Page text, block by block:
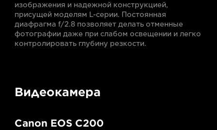
изображения и надежной конструкцией,
присущей моделям L-серии. Постоянная
диафрагма f/2.8 позволяет делать отменные
фотографии даже при слабом освещении и легко
контролировать глубину резкости.
Видеокамера
Canon EOS C200